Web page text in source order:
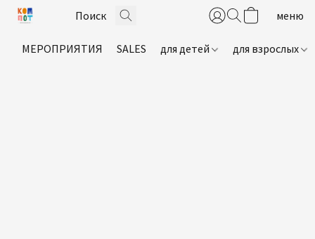
МЕРОПРИЯТИЯ SALES для детей для взрослых